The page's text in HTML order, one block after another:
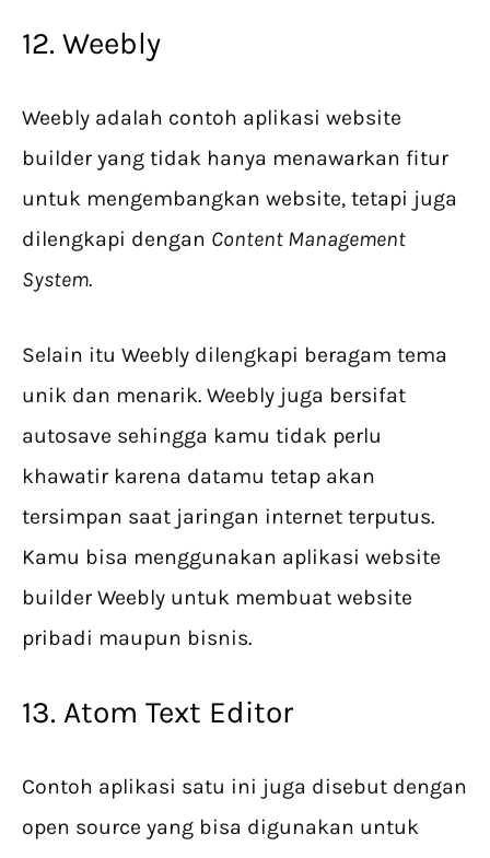
12. Weebly
Weebly adalah contoh aplikasi website
builder yang tidak hanya menawarkan fitur
untuk mengembangkan website, tetapi juga
dilengkapi dengan Content Management
System.
Selain itu Weebly dilengkapi beragam tema
unik dan menarik. Weebly juga bersifat
autosave sehingga kamu tidak perlu
khawatir karena datamu tetap akan
tersimpan saat jaringan internet terputus.
Kamu bisa menggunakan aplikasi website
builder Weebly untuk membuat website
pribadi maupun bisnis.
13. Atom Text Editor
Contoh aplikasi satu ini juga disebut dengan
open source yang bisa digunakan untuk